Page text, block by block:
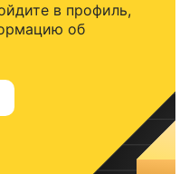
в профиль,
об